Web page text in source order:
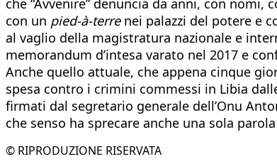
che “Avvenire” denuncia da anni, con
con un pied-à-terrenei palazzi del potere e
al vaglio della magistratura nazionale e
memorandum d’intesa varato nel 2017 e
Anche quello attuale, che appena cinque
spesa contro i crimini commessi in Libia
firmati dal segretario generale dell’Onu
che senso ha sprecare anche una sola
© RIPRODUZIONE RISERVATA